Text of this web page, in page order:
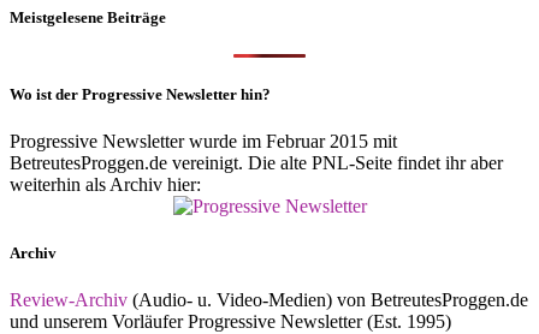
Meistgelesene Beiträge
Wo ist der Progressive Newsletter hin?
Progressive Newsletter wurde im Februar 2015 mit
BetreutesProggen.de vereinigt. Die alte PNL-Seite findet ihr aber
weiterhin als Archiv hier:
Archiv
Review-Archiv (Audio- u. Video-Medien) von BetreutesProggen.de
und unserem Vorläufer Progressive Newsletter (Est. 1995)